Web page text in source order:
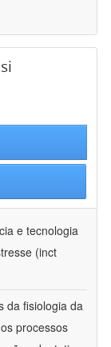
e tecnologia
(inct
da fisiologia da
processos